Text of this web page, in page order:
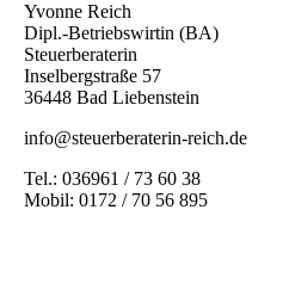
Yvonne Reich
Dipl.-Betriebswirtin (BA)
Steuerberaterin
Inselbergstraße 57
36448 Bad Liebenstein
info@steuerberaterin-reich.de
Tel.: 036961 / 73 60 38
Mobil: 0172 / 70 56 895